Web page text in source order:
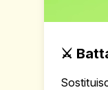
⚔️